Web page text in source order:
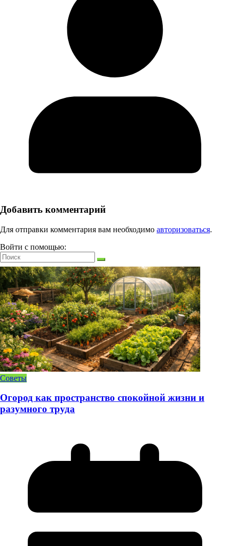
Добавить комментарий
Для отправки комментария вам необходимо авторизоваться.
Войти с помощью:
Советы
Огород как пространство спокойной жизни и
разумного труда